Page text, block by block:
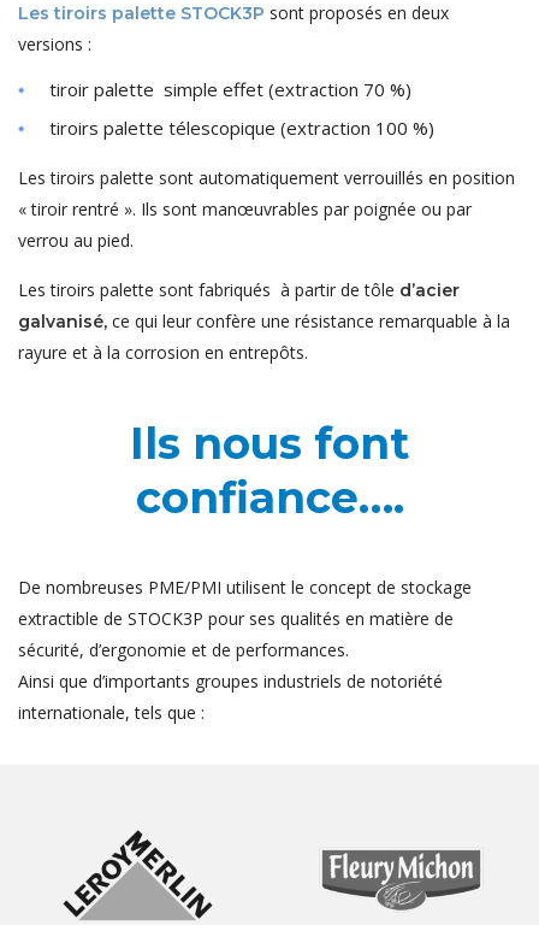
Les tiroirs palette STOCK3P sont proposés en deux
versions :
tiroir palette simple effet (extraction 70 %)
tiroirs palette télescopique (extraction 100 %)
Les tiroirs palette sont automatiquement verrouillés en position
« tiroir rentré ». Ils sont manœuvrables par poignée ou par
verrou au pied.
Les tiroirs palette sont fabriqués à partir de tôle d’acier
galvanisé, ce qui leur confère une résistance remarquable à la
rayure et à la corrosion en entrepôts.
Ils nous font
confiance….
De nombreuses PME/PMI utilisent le concept de stockage
extractible de STOCK3P pour ses qualités en matière de
sécurité, d’ergonomie et de performances.
Ainsi que d’importants groupes industriels de notoriété
internationale, tels que :